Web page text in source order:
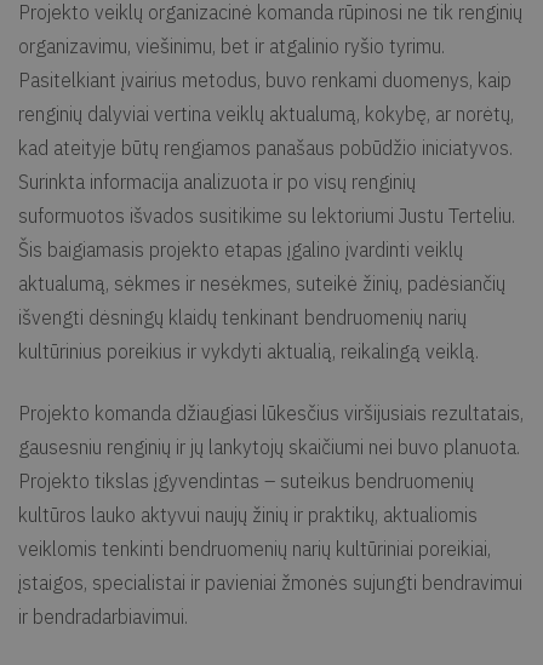
Projekto veiklų organizacinė komanda rūpinosi ne tik renginių
organizavimu, viešinimu, bet ir atgalinio ryšio tyrimu.
Pasitelkiant įvairius metodus, buvo renkami duomenys, kaip
renginių dalyviai vertina veiklų aktualumą, kokybę, ar norėtų,
kad ateityje būtų rengiamos panašaus pobūdžio iniciatyvos.
Surinkta informacija analizuota ir po visų renginių
suformuotos išvados susitikime su lektoriumi Justu Terteliu.
Šis baigiamasis projekto etapas įgalino įvardinti veiklų
aktualumą, sėkmes ir nesėkmes, suteikė žinių, padėsiančių
išvengti dėsningų klaidų tenkinant bendruomenių narių
kultūrinius poreikius ir vykdyti aktualią, reikalingą veiklą.
Projekto komanda džiaugiasi lūkesčius viršijusiais rezultatais,
gausesniu renginių ir jų lankytojų skaičiumi nei buvo planuota.
Projekto tikslas įgyvendintas – suteikus bendruomenių
kultūros lauko aktyvui naujų žinių ir praktikų, aktualiomis
veiklomis tenkinti bendruomenių narių kultūriniai poreikiai,
įstaigos, specialistai ir pavieniai žmonės sujungti bendravimui
ir bendradarbiavimui.